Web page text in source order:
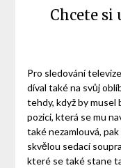
Chcete si
Pro sledování
díval také na svůj
tehdy, když by musel
pozici, která se mu
také nezamlouvá,
skvělou sedací
které se také stane